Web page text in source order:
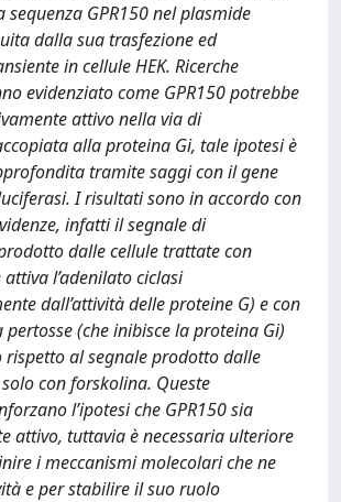
GPR150 nel plasmide
dalla sua trasfezione ed
in cellule HEK. Ricerche
evidenziato come GPR150 potrebbe
attivo nella via di
alla proteina Gi, tale ipotesi è
tramite saggi con il gene
I risultati sono in accordo con
infatti il segnale di
dalle cellule trattate con
l’adenilato ciclasi
dall’attività delle proteine G) e con
(che inibisce la proteina Gi)
rispetto al segnale prodotto dalle
con forskolina. Queste
l’ipotesi che GPR150 sia
attivo, tuttavia è necessaria ulteriore
i meccanismi molecolari che ne
e per stabilire il suo ruolo